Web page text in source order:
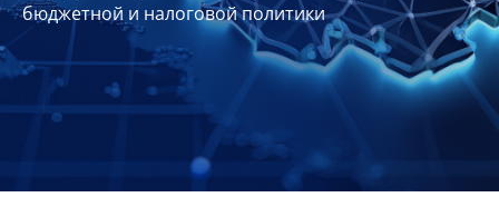
Планы
отчеты
Контакты
бюджетной и налоговой политики